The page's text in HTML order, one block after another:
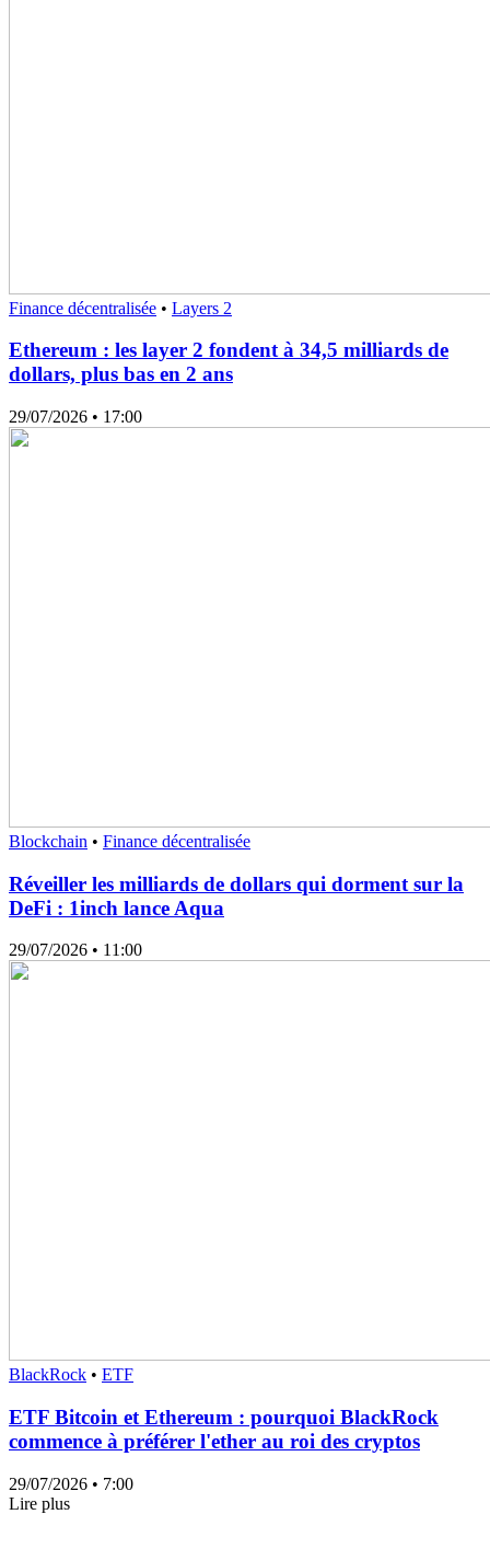
Finance décentralisée • Layers 2
Ethereum : les layer 2 fondent à 34,5 milliards de
dollars, plus bas en 2 ans
29/07/2026 • 17:00
Blockchain • Finance décentralisée
Réveiller les milliards de dollars qui dorment sur la
DeFi : 1inch lance Aqua
29/07/2026 • 11:00
BlackRock • ETF
ETF Bitcoin et Ethereum : pourquoi BlackRock
commence à préférer l'ether au roi des cryptos
29/07/2026 • 7:00
Lire plus